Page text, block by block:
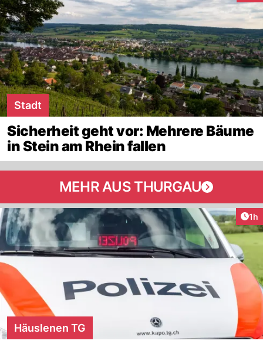
Stadt
Sicherheit geht vor: Mehrere Bäume
in Stein am Rhein fallen
MEHR AUS THURGAU
1h
Häuslenen TG